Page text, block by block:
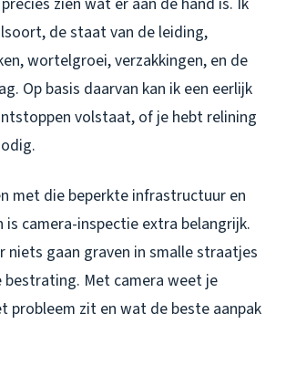
de staat van de leiding,
wortelgroei, verzakkingen, en de
Op basis daarvan kan ik een eerlijk
volstaat, of je hebt relining
met die beperkte infrastructuur en
is camera-inspectie extra belangrijk.
niets gaan graven in smalle straatjes
Met camera weet je
probleem zit en wat de beste aanpak